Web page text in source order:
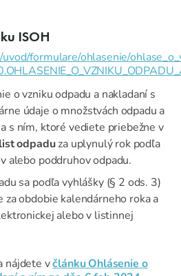
ISOH
formulare/ohlasenie/
o vzniku odpadu a nakladaní s
údaje o množstvách odpadu a
s ním, ktoré vediete priebežne v
odpaduza uplynulý rok podľa
alebo poddruhov odpadu.
sa podľa vyhlášky (§ 2 ods. 3)
obdobie kalendárneho roka a
alebo v listinnej
nájdete včlánku Ohlásenie o